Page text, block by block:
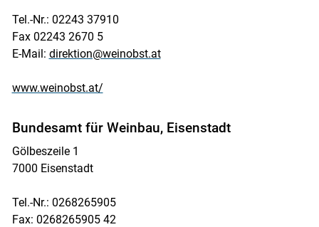
Tel.-Nr.: 02243 37910
Fax 02243 2670 5
E-Mail: direktion@weinobst.at
www.weinobst.at/
Bundesamt für Weinbau, Eisenstadt
Gölbeszeile 1
7000 Eisenstadt
Tel.-Nr.: 0268265905
Fax: 0268265905 42